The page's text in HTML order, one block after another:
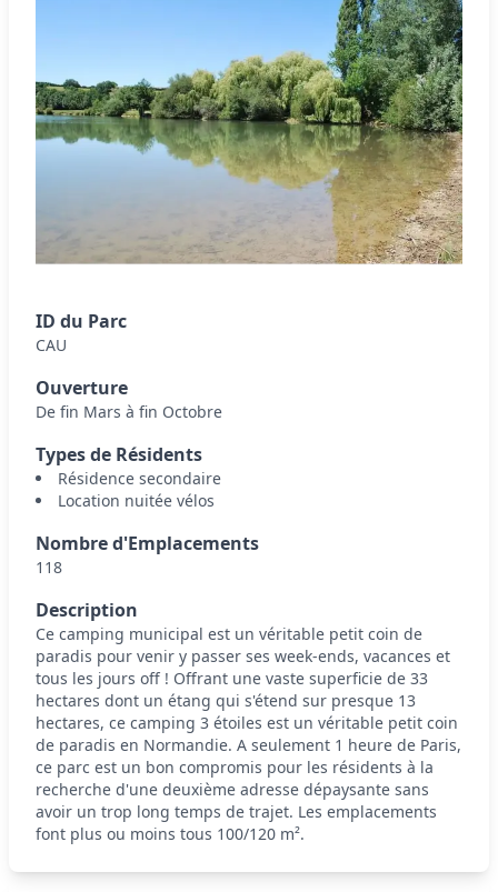
ID du Parc
CAU
Ouverture
De fin Mars à fin Octobre
Types de Résidents
Résidence secondaire
Location nuitée vélos
Nombre d'Emplacements
118
Description
Ce camping municipal est un véritable petit coin de
paradis pour venir y passer ses week-ends, vacances et
tous les jours off ! Offrant une vaste superficie de 33
hectares dont un étang qui s'étend sur presque 13
hectares, ce camping 3 étoiles est un véritable petit coin
de paradis en Normandie. A seulement 1 heure de Paris,
ce parc est un bon compromis pour les résidents à la
recherche d'une deuxième adresse dépaysante sans
avoir un trop long temps de trajet. Les emplacements
font plus ou moins tous 100/120 m².